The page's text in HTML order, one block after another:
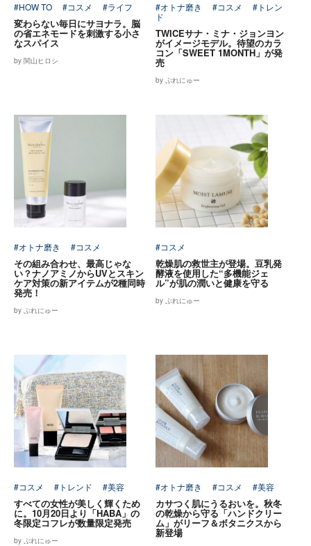
#HOW TO #コスメ #ライフ
変わらない毎日にサヨナラ。脳
の省エネモードを刺激する小さ
なスパイス
by 関山ヒロシ
#オトナ磨き #コスメ
#トレン
ド
TWICEサナ・ミナ・ジョンヨン
がイメージモデル。待望のカラ
コン「SWEET 1MONTH」が発
売
by ぷれにゅー
#オトナ磨き #コスメ
その組み合わせ、最高じゃな
い？ナノアミノからUVとスキン
ケア対策の新アイテムが2種同時
発売！
by ぷれにゅー
#コスメ
乾燥肌の救世主が登場。豆乳発
酵液を使用した“多機能ジェ
ル”が肌の潤いと健康を守る
by ぷれにゅー
#コスメ #トレンド #美容
すべての女性が美しく輝くため
に。10月20日より「HABA」の
冬限定コフレが数量限定発売
by ぷれにゅー
#オトナ磨き #コスメ #美容
カサつく肌にうるおいを。秋冬
の乾燥から守る「ハンドクリー
ム」がリーフ＆ボタニクスから
新登場